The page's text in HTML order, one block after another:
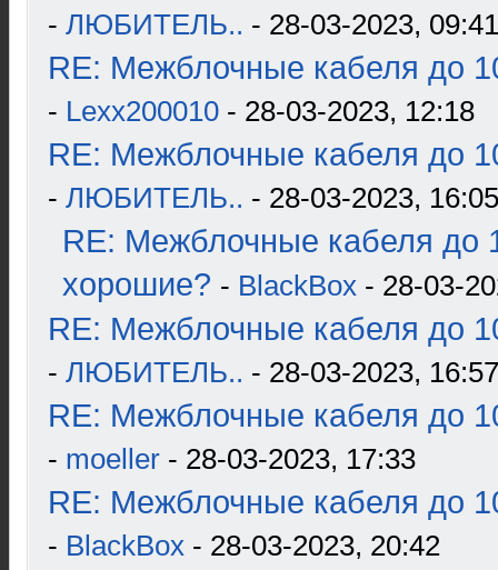
- ЛЮБИТЕЛЬ.. - 28-03-2023, 09:41
RE: Межблочные кабеля до
- Lexx200010 - 28-03-2023, 12:18
RE: Межблочные кабеля до
- ЛЮБИТЕЛЬ.. - 28-03-2023, 16:05
RE: Межблочные кабеля до
хорошие? - BlackBox - 28-03-
RE: Межблочные кабеля до
- ЛЮБИТЕЛЬ.. - 28-03-2023, 16:57
RE: Межблочные кабеля до
- moeller - 28-03-2023, 17:33
RE: Межблочные кабеля до
- BlackBox - 28-03-2023, 20:42